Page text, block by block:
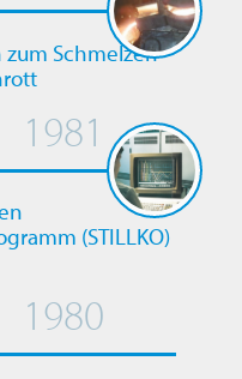
Schmelzen
(STILLKO)
1981
1980